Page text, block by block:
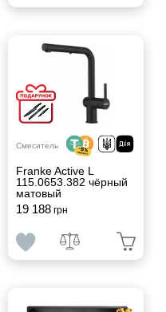
Смеситель
Franke Active L
115.0653.382 чёрный
матовый
19 188грн